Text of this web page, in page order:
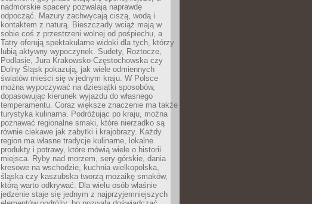
nadmorskie spacery pozwalają naprawdę
odpocząć. Mazury zachwycają ciszą, wodą i
kontaktem z naturą. Bieszczady wciąż mają w
sobie coś z przestrzeni wolnej od pośpiechu, a
Tatry oferują spektakularne widoki dla tych, którzy
lubią aktywny wypoczynek. Sudety, Roztocze,
Podlasie, Jura Krakowsko-Częstochowska czy
Dolny Śląsk pokazują, jak wiele odmiennych
światów mieści się w jednym kraju. W Polsce
można wypoczywać na dziesiątki sposobów,
dopasowując kierunek wyjazdu do własnego
temperamentu. Coraz większe znaczenie ma także
turystyka kulinarna. Podróżując po kraju, można
poznawać regionalne smaki, które nierzadko są
równie ciekawe jak zabytki i krajobrazy. Każdy
region ma własne tradycje kulinarne, lokalne
produkty i potrawy, które mówią wiele o historii
miejsca. Ryby nad morzem, sery górskie, dania
kresowe na wschodzie, kuchnia wielkopolska,
śląska czy kaszubska tworzą mozaikę smaków,
którą warto odkrywać. Dla wielu osób właśnie
jedzenie staje się jednym z najprzyjemniejszych